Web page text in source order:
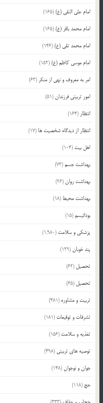
امام علی النقی (ع)(165)
امام محمد باقر (ع)(165)
امام محمد تقی (ع)(146)
امام موسی کاظم (ع)(152)
امر به معروف و نهی از منکر (63)
امور تربیتی فرزندان(51)
انتظار (164)
انتظار از دیدگاه شخصیت ها (17)
اهل بیت (104)
بهداشت جسم(73)
بهداشت روان(26)
بهداشت محیط (18)
بودائیسم(15)
پزشکی و سلامت (1,980)
پند خوبان(129)
تحصیل (62)
تحصیل (65)
تربیت و مشاوره (481)
تشرفات و توقیعات (181)
تغذیه و سلامت (156)
توصیه های تربیتی (498)
جوان و نوجوان(148)
حج (118)